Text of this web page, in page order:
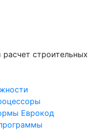
строительных
Еврокод